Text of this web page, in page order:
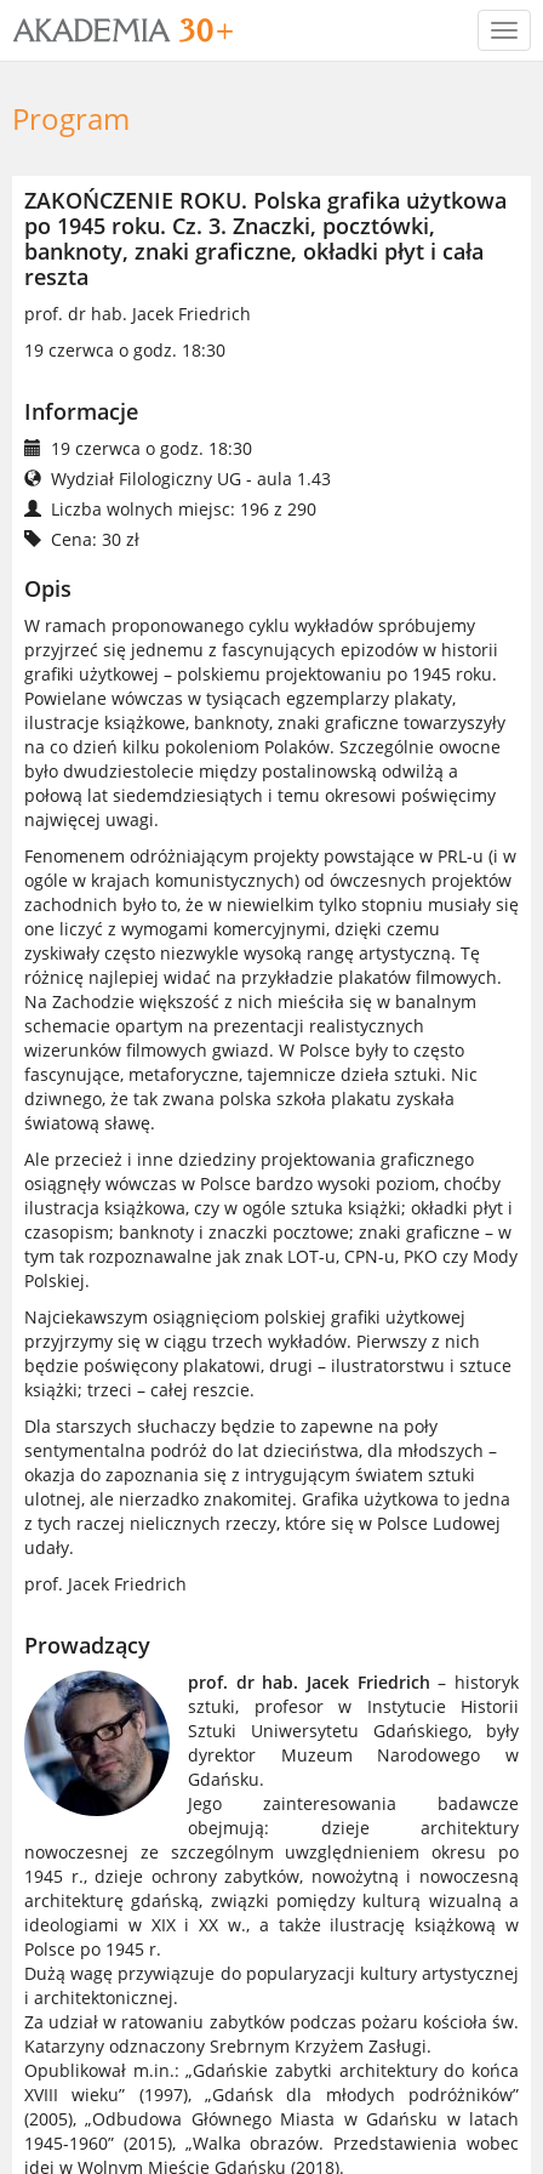
Program
ZAKOŃCZENIE ROKU. Polska grafika użytkowa
po 1945 roku. Cz. 3. Znaczki, pocztówki,
banknoty, znaki graficzne, okładki płyt i cała
reszta
prof. dr hab. Jacek Friedrich
19 czerwca o godz. 18:30
Informacje
19 czerwca o godz. 18:30
Wydział Filologiczny UG - aula 1.43
Liczba wolnych miejsc: 196 z 290
Cena: 30 zł
Opis
W ramach proponowanego cyklu wykładów spróbujemy
przyjrzeć się jednemu z fascynujących epizodów w historii
grafiki użytkowej – polskiemu projektowaniu po 1945 roku.
Powielane wówczas w tysiącach egzemplarzy plakaty,
ilustracje książkowe, banknoty, znaki graficzne towarzyszyły
na co dzień kilku pokoleniom Polaków. Szczególnie owocne
było dwudziestolecie między postalinowską odwilżą a
połową lat siedemdziesiątych i temu okresowi poświęcimy
najwięcej uwagi.
Fenomenem odróżniającym projekty powstające w PRL-u (i w
ogóle w krajach komunistycznych) od ówczesnych projektów
zachodnich było to, że w niewielkim tylko stopniu musiały się
one liczyć z wymogami komercyjnymi, dzięki czemu
zyskiwały często niezwykle wysoką rangę artystyczną. Tę
różnicę najlepiej widać na przykładzie plakatów filmowych.
Na Zachodzie większość z nich mieściła się w banalnym
schemacie opartym na prezentacji realistycznych
wizerunków filmowych gwiazd. W Polsce były to często
fascynujące, metaforyczne, tajemnicze dzieła sztuki. Nic
dziwnego, że tak zwana polska szkoła plakatu zyskała
światową sławę.
Ale przecież i inne dziedziny projektowania graficznego
osiągnęły wówczas w Polsce bardzo wysoki poziom, choćby
ilustracja książkowa, czy w ogóle sztuka książki; okładki płyt i
czasopism; banknoty i znaczki pocztowe; znaki graficzne – w
tym tak rozpoznawalne jak znak LOT-u, CPN-u, PKO czy Mody
Polskiej.
Najciekawszym osiągnięciom polskiej grafiki użytkowej
przyjrzymy się w ciągu trzech wykładów. Pierwszy z nich
będzie poświęcony plakatowi, drugi – ilustratorstwu i sztuce
książki; trzeci – całej reszcie.
Dla starszych słuchaczy będzie to zapewne na poły
sentymentalna podróż do lat dzieciństwa, dla młodszych –
okazja do zapoznania się z intrygującym światem sztuki
ulotnej, ale nierzadko znakomitej. Grafika użytkowa to jedna
z tych raczej nielicznych rzeczy, które się w Polsce Ludowej
udały.
prof. Jacek Friedrich
Prowadzący
prof. dr hab. Jacek Friedrich – historyk
sztuki, profesor w Instytucie Historii
Sztuki Uniwersytetu Gdańskiego, były
dyrektor Muzeum Narodowego w
Gdańsku.
Jego zainteresowania badawcze
obejmują: dzieje architektury
nowoczesnej ze szczególnym uwzględnieniem okresu po
1945 r., dzieje ochrony zabytków, nowożytną i nowoczesną
architekturę gdańską, związki pomiędzy kulturą wizualną a
ideologiami w XIX i XX w., a także ilustrację książkową w
Polsce po 1945 r.
Dużą wagę przywiązuje do popularyzacji kultury artystycznej
i architektonicznej.
Za udział w ratowaniu zabytków podczas pożaru kościoła św.
Katarzyny odznaczony Srebrnym Krzyżem Zasługi.
Opublikował m.in.: „Gdańskie zabytki architektury do końca
XVIII wieku” (1997), „Gdańsk dla młodych podróżników”
(2005), „Odbudowa Głównego Miasta w Gdańsku w latach
1945-1960” (2015), „Walka obrazów. Przedstawienia wobec
idei w Wolnym Mieście Gdańsku (2018).